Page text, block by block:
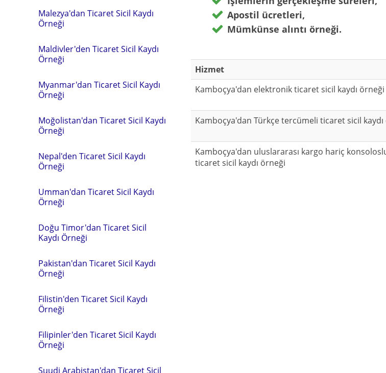
Malezya'dan Ticaret Sicil Kaydı
Örneği
Maldivler'den Ticaret Sicil Kaydı
Örneği
Myanmar'dan Ticaret Sicil Kaydı
Örneği
Moğolistan'dan Ticaret Sicil Kaydı
Örneği
Nepal'den Ticaret Sicil Kaydı
Örneği
Umman'dan Ticaret Sicil Kaydı
Örneği
Doğu Timor'dan Ticaret Sicil
Kaydı Örneği
Pakistan'dan Ticaret Sicil Kaydı
Örneği
Filistin'den Ticaret Sicil Kaydı
Örneği
Filipinler'den Ticaret Sicil Kaydı
Örneği
Suudi Arabistan'dan Ticaret Sicil
Apostil ücretleri,
Mümkünse alıntı örneği.
Hizmet
Kamboçya'dan elektronik ticaret sicil kaydı örneği
Kamboçya'dan Türkçe tercümeli ticaret sicil
Kamboçya'dan uluslararası kargo hariç
ticaret sicil kaydı örneği